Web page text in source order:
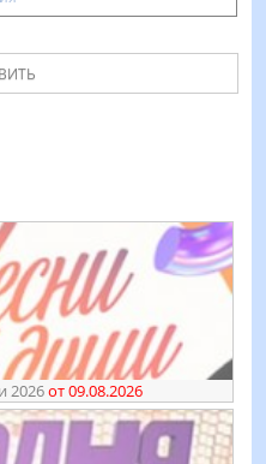
2026от 09.08.2026